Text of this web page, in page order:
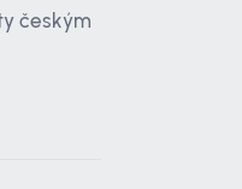
českým